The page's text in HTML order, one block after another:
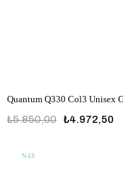
Quantum Q330 Col3 Unisex
₺4.972,50
₺5.850,00
%15